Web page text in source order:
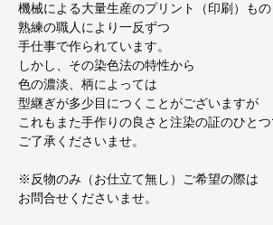
機械による大量生産のプリント（印刷）もの
熟練の職人により一反ずつ
手仕事で作られています。
しかし、その染色法の特性から
色の濃淡、柄によっては
型継ぎが多少目につくことがございますが
これもまた手作りの良さと注染の証のひとつ
ご了承くださいませ。
※反物のみ（お仕立て無し）ご希望の際は
お問合せくださいませ。